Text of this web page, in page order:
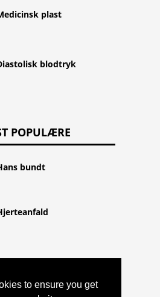
to ensure you get
plast
blodtryk
POPULÆRE
bundt
afladning, vaginal